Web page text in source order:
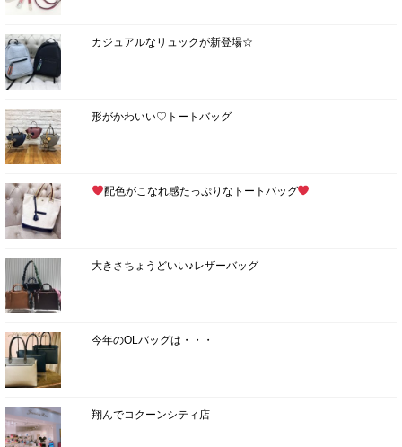
カジュアルなリュックが新登場☆
形がかわいい♡トートバッグ
配色がこなれ感たっぷりなトートバッグ
大きさちょうどいい♪レザーバッグ
今年のOLバッグは・・・
翔んでコクーンシティ店